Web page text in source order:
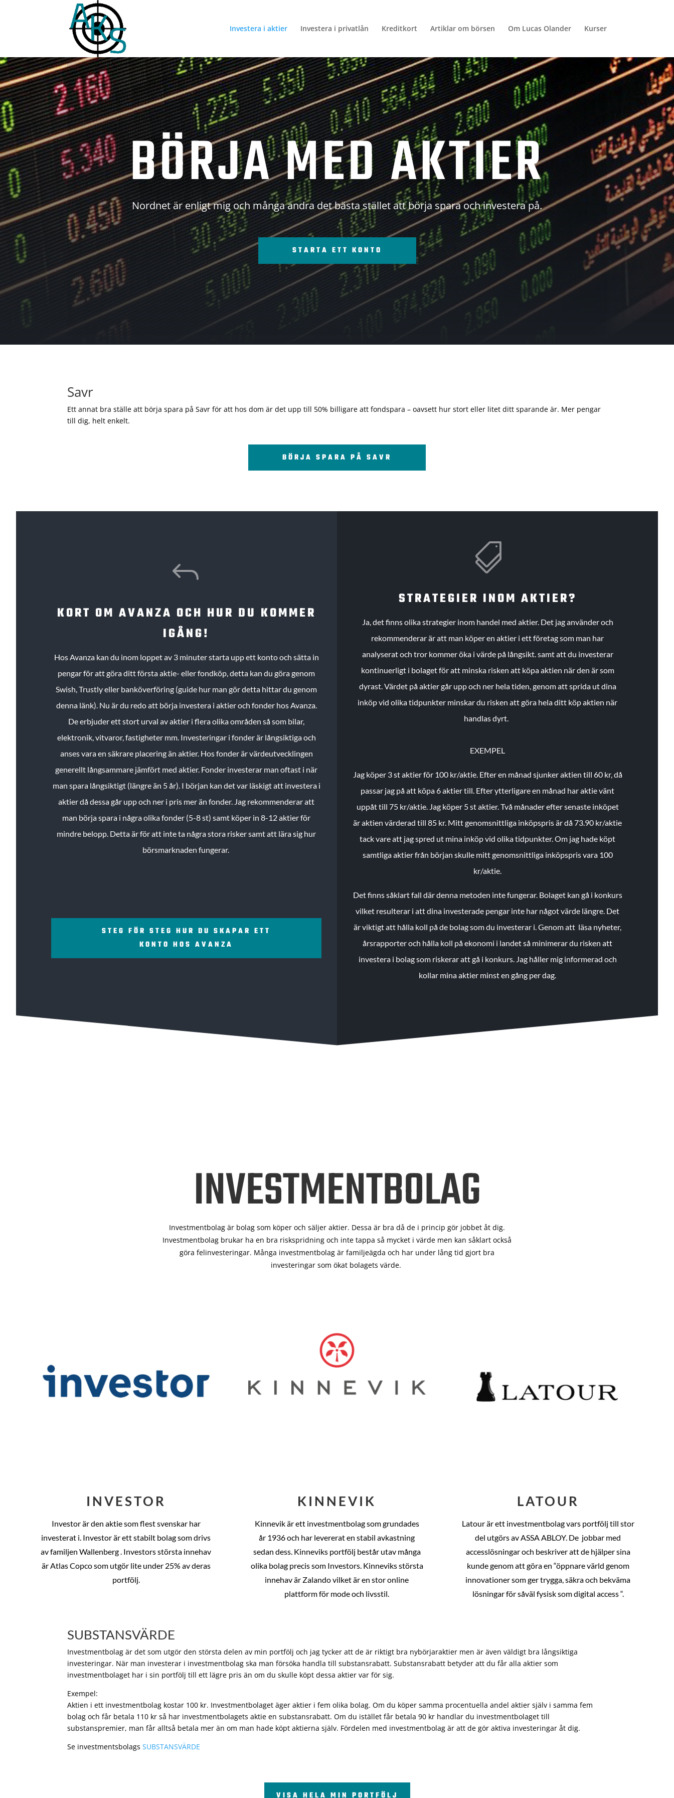
Investera i aktier Investera i privatlån Kreditkort Artiklar om börsen Om Lucas Olander Kurser
BÖRJA MED AKTIER
Nordnet är enligt mig och många andra det bästa stället att börja spara och investera på.
STARTA ETT KONTO
Savr
Ett annat bra ställe att börja spara på Savr för att hos dom är det upp till 50% billigare att fondspara – oavsett hur stort eller litet ditt sparande är. Mer pengar
till dig, helt enkelt.
BÖRJA SPARA PÅ SAVR
J
KORT OM AVANZA OCH HUR DU KOMMER
IGÅNG!
Hos Avanza kan du inom loppet av 3 minuter starta upp ett konto och sätta in
pengar för att göra ditt första aktie- eller fondköp, detta kan du göra genom
Swish, Trustly eller banköverföring (guide hur man gör detta hittar du genom
denna länk). Nu är du redo att börja investera i aktier och fonder hos Avanza.
De erbjuder ett stort urval av aktier i flera olika områden så som bilar,
elektronik, vitvaror, fastigheter mm. Investeringar i fonder är långsiktiga och
anses vara en säkrare placering än aktier. Hos fonder är värdeutvecklingen
generellt långsammare jämfört med aktier. Fonder investerar man oftast i när
man spara långsiktigt (längre än 5 år). I början kan det var läskigt att investera i
aktier då dessa går upp och ner i pris mer än fonder. Jag rekommenderar att
man börja spara i några olika fonder (5-8 st) samt köper in 8-12 aktier för
mindre belopp. Detta är för att inte ta några stora risker samt att lära sig hur
börsmarknaden fungerar.
STEG FÖR STEG HUR DU SKAPAR ETT
KONTO HOS AVANZA

STRATEGIER INOM AKTIER?
Ja, det finns olika strategier inom handel med aktier. Det jag använder och
rekommenderar är att man köper en aktier i ett företag som man har
analyserat och tror kommer öka i värde på långsikt. samt att du investerar
kontinuerligt i bolaget för att minska risken att köpa aktien när den är som
dyrast. Värdet på aktier går upp och ner hela tiden, genom att sprida ut dina
inköp vid olika tidpunkter minskar du risken att göra hela ditt köp aktien när
handlas dyrt.
EXEMPEL
Jag köper 3 st aktier för 100 kr/aktie. Efter en månad sjunker aktien till 60 kr, då
passar jag på att köpa 6 aktier till. Efter ytterligare en månad har aktie vänt
uppåt till 75 kr/aktie. Jag köper 5 st aktier.Två månader efter senaste inköpet
är aktien värderad till 85 kr. Mitt genomsnittliga inköpspris är då 73.90 kr/aktie
tack vare att jag spred ut mina inköp vid olika tidpunkter. Om jag hade köpt
samtliga aktier från början skulle mitt genomsnittliga inköpspris vara 100
kr/aktie.
Det finns såklart fall där denna metoden inte fungerar. Bolaget kan gå i konkurs
vilket resulterar i att dina investerade pengar inte har något värde längre. Det
är viktigt att hålla koll på de bolag som du investerar i. Genom att läsa nyheter,
årsrapporter och hålla koll på ekonomi i landet så minimerar du risken att
investera i bolag som riskerar att gå i konkurs. Jag håller mig informerad och
kollar mina aktier minst en gång per dag.
INVESTMENTBOLAG
Investmentbolag är bolag som köper och säljer aktier. Dessa är bra då de i princip gör jobbet åt dig.
Investmentbolag brukar ha en bra riskspridning och inte tappa så mycket i värde men kan såklart också
göra felinvesteringar. Många investmentbolag är familjeägda och har under lång tid gjort bra
investeringar som ökat bolagets värde.
INVESTOR
Investor är den aktie som flest svenskar har
investerat i. Investor är ett stabilt bolag som drivs
av familjen Wallenberg . Investors största innehav
är Atlas Copco som utgör lite under 25% av deras
portfölj.
KINNEVIK
Kinnevik är ett investmentbolag som grundades
år 1936 och har levererat en stabil avkastning
sedan dess. Kinneviks portfölj består utav många
olika bolag precis som Investors. Kinneviks största
innehav är Zalando vilket är en stor online
plattform för mode och livsstil.
LATOUR
Latour är ett investmentbolag vars portfölj till stor
del utgörs av ASSA ABLOY. De jobbar med
accesslösningar och beskriver att de hjälper sina
kunde genom att göra en “öppnare värld genom
innovationer som ger trygga, säkra och bekväma
lösningar för såväl fysisk som digital access “.
SUBSTANSVÄRDE
Investmentbolag är det som utgör den största delen av min portfölj och jag tycker att de är riktigt bra nybörjaraktier men är även väldigt bra långsiktiga
investeringar. När man investerar i investmentbolag ska man försöka handla till substansrabatt. Substansrabatt betyder att du får alla aktier som
investmentbolaget har i sin portfölj till ett lägre pris än om du skulle köpt dessa aktier var för sig.
Exempel:
Aktien i ett investmentbolag kostar 100 kr. Investmentbolaget äger aktier i fem olika bolag. Om du köper samma procentuella andel aktier själv i samma fem
bolag och får betala 110 kr så har investmentbolagets aktie en substansrabatt. Om du istället får betala 90 kr handlar du investmentbolaget till
substanspremier, man får alltså betala mer än om man hade köpt aktierna själv. Fördelen med investmentbolag är att de gör aktiva investeringar åt dig.
Se investmentsbolagsSUBSTANSVÄRDE
VISA HELA MIN PORTFÖLJ